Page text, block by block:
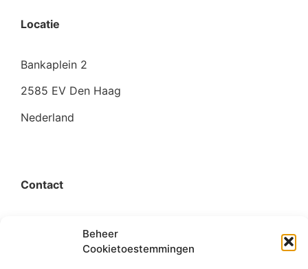
Beheer
Cookietoestemmingen
Locatie
Bankaplein 2
2585 EV Den Haag
Nederland
Contact
+31 6 53124595